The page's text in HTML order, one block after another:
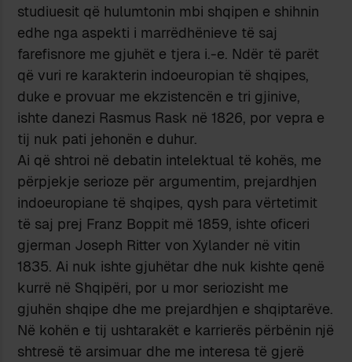
studiuesit që hulumtonin mbi shqipen e shihnin
edhe nga aspekti i marrëdhënieve të saj
farefisnore me gjuhët e tjera i.-e. Ndër të parët
që vuri re karakterin indoeuropian të shqipes,
duke e provuar me ekzistencën e tri gjinive,
ishte danezi Rasmus Rask në 1826, por vepra e
tij nuk pati jehonën e duhur.
Ai që shtroi në debatin intelektual të kohës, me
përpjekje serioze për argumentim, prejardhjen
indoeuropiane të shqipes, qysh para vërtetimit
të saj prej Franz Boppit më 1859, ishte oficeri
gjerman Joseph Ritter von Xylander në vitin
1835. Ai nuk ishte gjuhëtar dhe nuk kishte qenë
kurrë në Shqipëri, por u mor seriozisht me
gjuhën shqipe dhe me prejardhjen e shqiptarëve.
Në kohën e tij ushtarakët e karrierës përbënin një
shtresë të arsimuar dhe me interesa të gjerë